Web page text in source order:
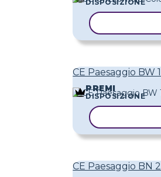
DISPOSIZIONE
CE Paesaggio BW 1
PREMI
DISPOSIZIONE
CE Paesaggio BN 2